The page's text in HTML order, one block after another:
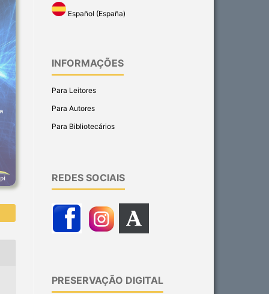
Español (España)
INFORMAÇÕES
Para Leitores
Para Autores
Para Bibliotecários
REDES SOCIAIS
PRESERVAÇÃO DIGITAL